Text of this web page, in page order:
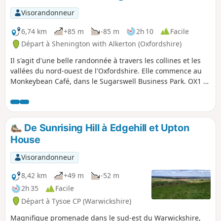
Visorandonneur
6,74 km
+85 m -85 m 2h 10
Facile
Départ à Shenington with Alkerton (Oxfordshire)
Il s'agit d'une belle randonnée à travers les collines et les
vallées du nord-ouest de l'Oxfordshire. Elle commence au
Monkeybean Café, dans le Sugarswell Business Park. OX1 5
Alkerton avant de remonter vers Shenington, puis de
revenir au Sugarswell Business Park.
De Sunrising Hill à Edgehill et Upton
House
Visorandonneur
8,42 km
+49 m
-52 m
2h 35
Facile
Départ à Tysoe CP (Warwickshire)
Magnifique promenade dans le sud-est du Warwickshire,